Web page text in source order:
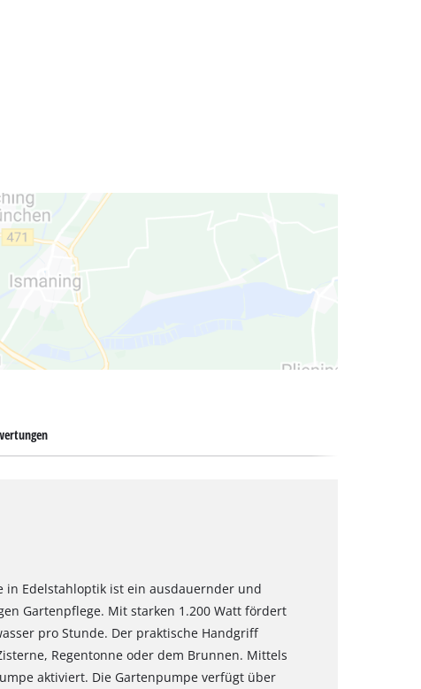
in Edelstahloptik ist ein ausdauernder und
Gartenpflege. Mit starken 1.200 Watt fördert
pro Stunde. Der praktische Handgriff
Regentonne oder dem Brunnen. Mittels
aktiviert. Die Gartenpumpe verfügt über